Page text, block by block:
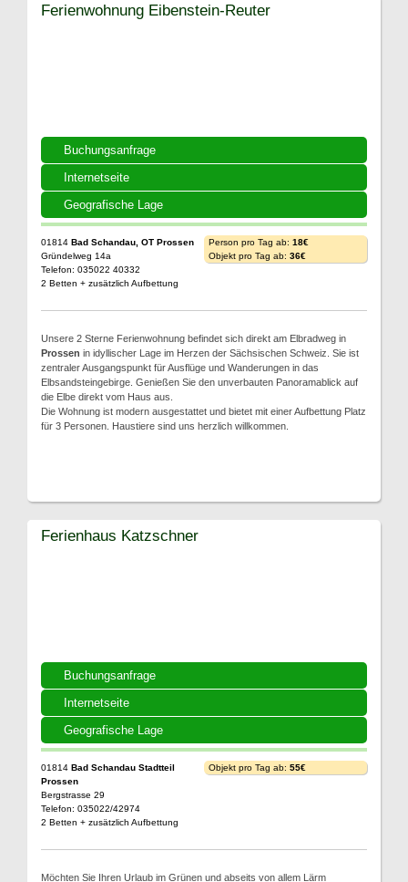
Buchungsanfrage
Internetseite
Geografische Lage
Ferienwohnung Eibenstein-Reuter
01814 Bad Schandau, OT Prossen
Gründelweg 14a
Telefon: 035022 40332
2 Betten + zusätzlich Aufbettung
Person pro Tag ab: 18€
Objekt pro Tag ab: 36€
Unsere 2 Sterne Ferienwohnung befindet sich direkt am Elbradweg in
Prossen in idyllischer Lage im Herzen der Sächsischen Schweiz. Sie ist
zentraler Ausgangspunkt für Ausflüge und Wanderungen in das
Elbsandsteingebirge. Genießen Sie den unverbauten Panoramablick auf
die Elbe direkt vom Haus aus.
Die Wohnung ist modern ausgestattet und bietet mit einer Aufbettung Platz
für 3 Personen. Haustiere sind uns herzlich willkommen.
Buchungsanfrage
Internetseite
Geografische Lage
Ferienhaus Katzschner
01814 Bad Schandau Stadtteil
Prossen
Bergstrasse 29
Telefon: 035022/42974
2 Betten + zusätzlich Aufbettung
Objekt pro Tag ab: 55€
Möchten Sie Ihren Urlaub im Grünen und abseits von allem Lärm